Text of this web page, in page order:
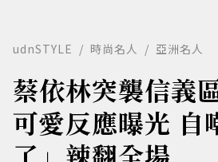
udnSTYLE 時尚名人 亞洲名人
蔡依林突襲信義
可愛反應曝光 自